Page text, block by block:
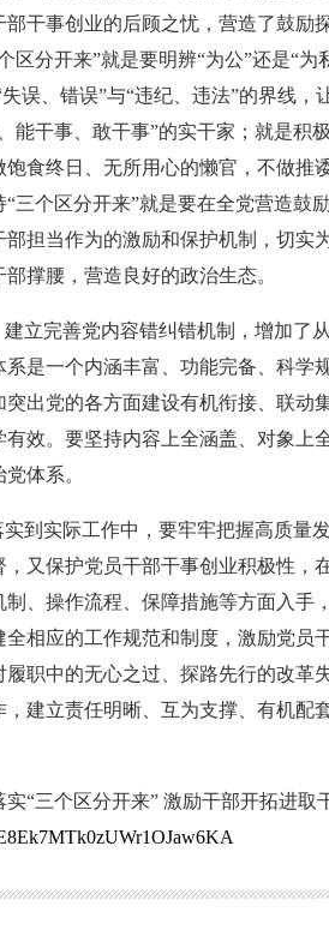
干事创业的后顾之忧，营造了鼓励
区分开来”就是要明辨“为公”还是“为
误、错误”与“违纪、违法”的界线
能干事、敢干事”的实干家；就是积
食终日、无所用心的懒官，不做推
三个区分开来”就是要在全党营造鼓
担当作为的激励和保护机制，切实
撑腰，营造良好的政治生态。
建立完善党内容错纠错机制，增加了
是一个内涵丰富、功能完备、科学
出党的各方面建设有机衔接、联动
效。要坚持内容上全涵盖、对象上
体系。
实到实际工作中，要牢牢把握高质量
又保护党员干部干事创业积极性，
、操作流程、保障措施等方面入手
相应的工作规范和制度，激励党员
职中的无心之过、探路先行的改革
建立责任明晰、互为支撑、有机配
实“三个区分开来” 激励干部开拓进取